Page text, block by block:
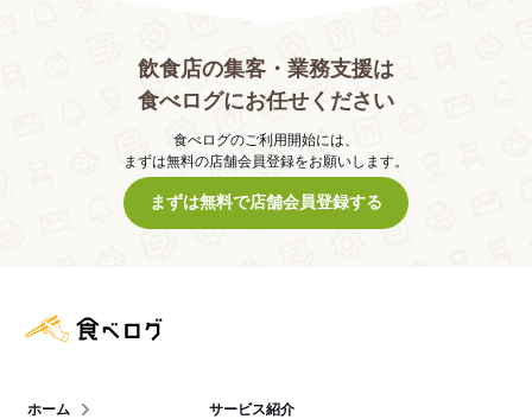
飲食店の集客・業務支援は
食べログにお任せください
食べログのご利用開始には、
まずは無料の店舗会員登録をお願いします。
まずは無料で店舗会員登録する
ホーム サービス紹介